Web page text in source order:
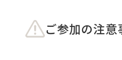
ご参加の注意